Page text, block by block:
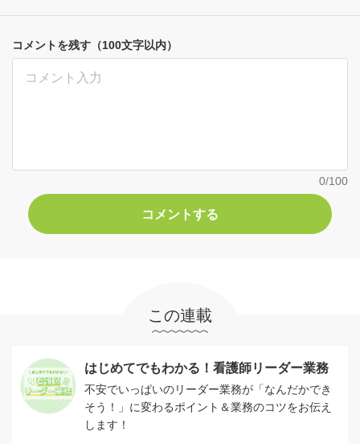
コメントを残す（100文字以内）
0/100
この連載
はじめてでもわかる！看護師リーダー業務
不安でいっぱいのリーダー業務が「なんだかでき
そう！」に変わるポイント＆業務のコツをお伝え
します！